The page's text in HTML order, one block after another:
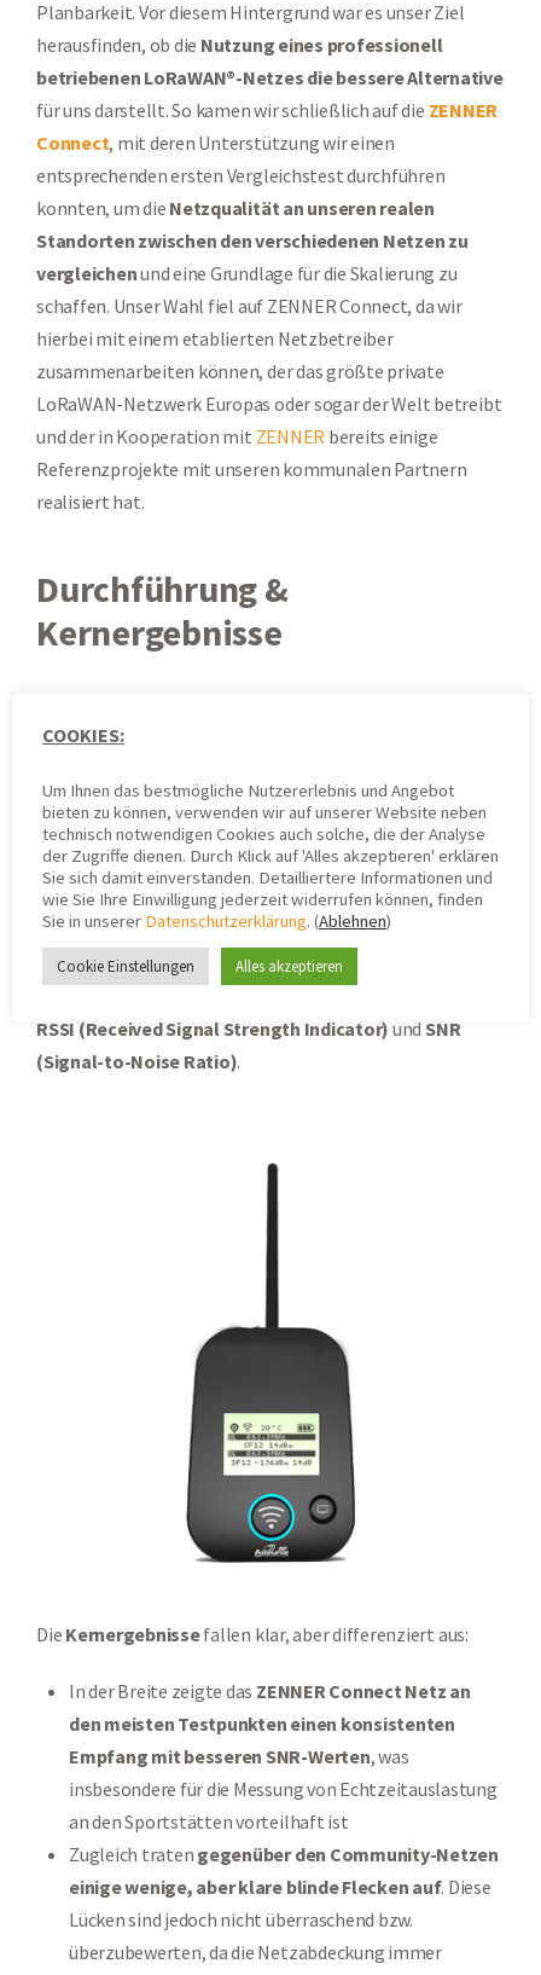
Planbarkeit. Vor diesem Hintergrund war es unser Ziel
herausfinden, ob die Nutzung eines professionell
betriebenen LoRaWAN®-Netzes die bessere Alternative
für uns darstellt. So kamen wir schließlich auf die ZENNER
Connect, mit deren Unterstützung wir einen
entsprechenden ersten Vergleichstest durchführen
konnten, um die Netzqualität an unseren realen
Standorten zwischen den verschiedenen Netzen zu
vergleichenund eine Grundlage für die Skalierung zu
schaffen. Unser Wahl fiel auf ZENNER Connect, da wir
hierbei mit einem etablierten Netzbetreiber
zusammenarbeiten können, der das größte private
LoRaWAN-Netzwerk Europas oder sogar der Welt betreibt
und der in Kooperation mit ZENNER bereits einige
Referenzprojekte mit unseren kommunalen Partnern
realisiert hat.
Durchführung &
Kernergebnisse
pragmatisch und reproduzierbar konzipiert. Wir sind an die
gegangen, an denen PlingPlong und CourtSense bereits
installiert sind oder die Installation bereits geplant ist.
Dort haben wir mit einem ins ZENNER Connect Netz
eingebundenenAdeunis Feldtesterentsprechende
Messungendurchgeführt und die Werte mit der
Empfangsqualität unserer Sensoren verglichen.
RSSI (Received Signal Strength Indicator) und SNR
(Signal-to-Noise Ratio).
Die Kernergebnissefallen klar, aber differenziert aus:
In der Breite zeigte das ZENNER Connect Netz an
den meisten Testpunkten einen konsistenten
Empfang mit besseren SNR-Werten, was
insbesondere für die Messung von Echtzeitauslastung
an den Sportstätten vorteilhaft ist
Zugleich traten gegenüber den Community-Netzen
einige wenige, aber klare blinde Flecken auf. Diese
Lücken sind jedoch nicht überraschend bzw.
überzubewerten, da die Netzabdeckung immer
COOKIES:
Um Ihnen das bestmögliche Nutzererlebnis und Angebot
bieten zu können, verwenden wir auf unserer Website neben
technisch notwendigen Cookies auch solche, die der Analyse
der Zugriffe dienen. Durch Klick auf 'Alles akzeptieren' erklären
Sie sich damit einverstanden. Detailliertere Informationen und
wie Sie Ihre Einwilligung jederzeit widerrufen können, finden
Sie in unserer Datenschutzerklärung. (Ablehnen)
Cookie Einstellungen Alles akzeptieren